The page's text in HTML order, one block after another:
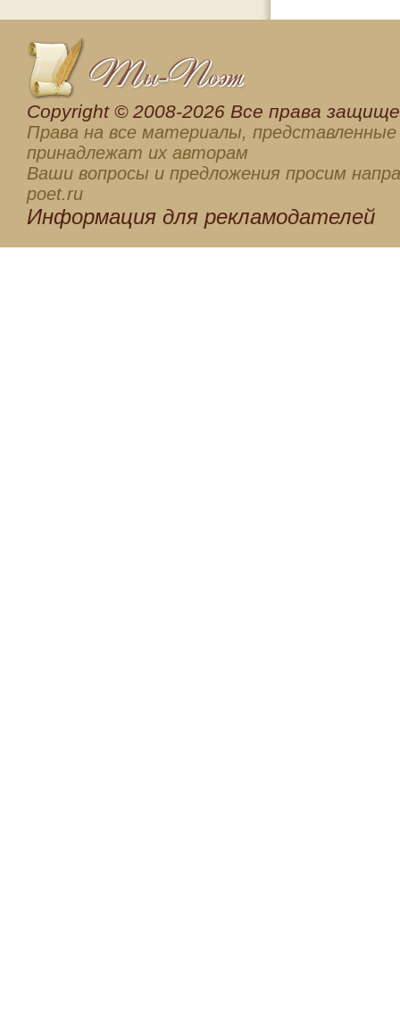
Сopyright © 2008-2026 Все права
Права на все материалы, представленные
принадлежат их авторам
Ваши вопросы и предложения просим
poet.ru
Информация для рекламодателей